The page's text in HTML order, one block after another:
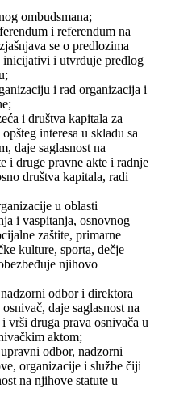
ombudsmana;
i referendum na
se o predlozima
inicijativi i utvrđuje predlog
i rad organizacija i
i društva kapitala za
interesa u skladu sa
daje saglasnost na
i druge pravne akte i radnje
društva kapitala, radi
u oblasti
i vaspitanja, osnovnog
zaštite, primarne
kulture, sporta, dečje
njihovo
odbor i direktora
daje saglasnost na
vrši druga prava osnivača u
aktom;
odbor, nadzorni
organizacije i službe čiji
na njihove statute u